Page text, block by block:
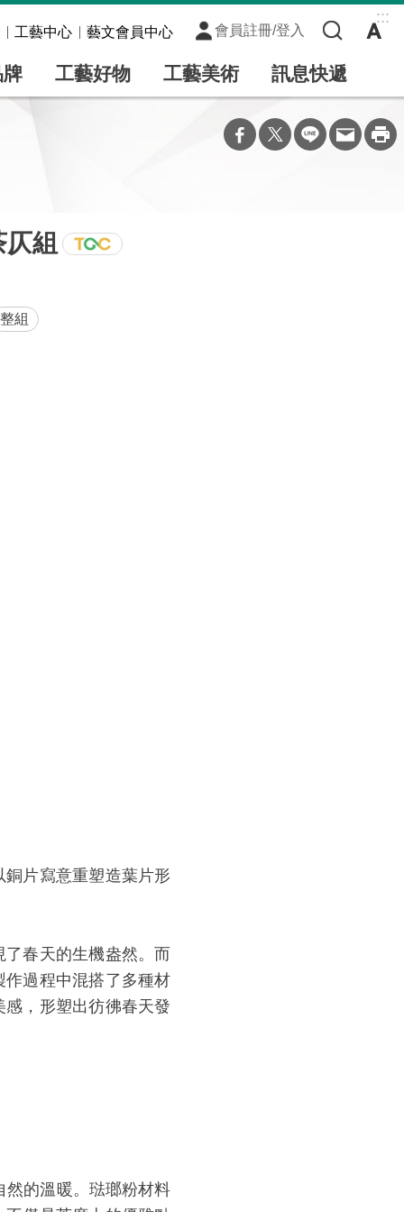
:::
工藝中心 藝文會員中心 會員註冊/登入
工藝好物 工藝美術 訊息快遞
組
整組
片寫意重塑造葉片形
春天的生機盎然。而
過程中混搭了多種材
，形塑出彷彿春天發
然的溫暖。琺瑯粉材料